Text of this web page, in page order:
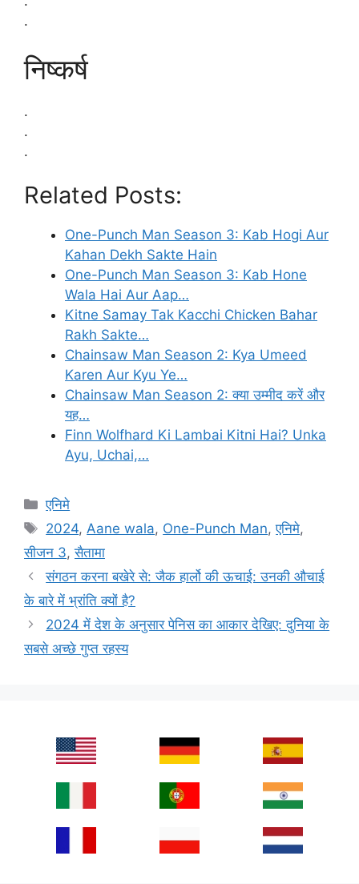
.
निष्कर्ष
.
.
.
Related Posts:
One-Punch Man Season 3: Kab Hogi Aur
Kahan Dekh Sakte Hain
One-Punch Man Season 3: Kab Hone
Wala Hai Aur Aap…
Kitne Samay Tak Kacchi Chicken Bahar
Rakh Sakte…
Chainsaw Man Season 2: Kya Umeed
Karen Aur Kyu Ye…
Chainsaw Man Season 2: क्या उम्मीद करें और
यह…
Finn Wolfhard Ki Lambai Kitni Hai? Unka
Ayu, Uchai,…
Categories
एनिमे
Tags
2024,Aane wala, One-Punch Man,एनिमे,
सीजन 3,सैतामा
संगठन करना बखेरे से: जैक हार्लो की ऊचाई: उनकी औचाई
के बारे में भ्रांति क्यों है?
2024 में देश के अनुसार पेनिस का आकार देखिए: दुनिया के
सबसे अच्छे गुप्त रहस्य